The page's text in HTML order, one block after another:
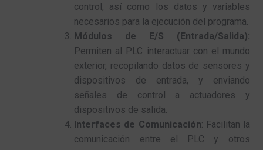
control, así como los datos y variables
necesarios para la ejecución del programa.
Módulos de E/S (Entrada/Salida):
Permiten al PLC interactuar con el mundo
exterior, recopilando datos de sensores y
dispositivos de entrada, y enviando
señales de control a actuadores y
dispositivos de salida.
Interfaces de Comunicación: Facilitan la
comunicación entre el PLC y otros